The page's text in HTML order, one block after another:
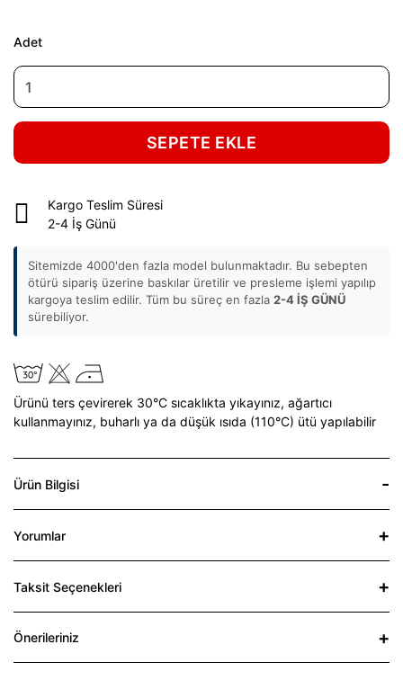
Adet
SEPETE EKLE
Kargo Teslim Süresi
2-4 İş Günü
Sitemizde 4000'den fazla model bulunmaktadır. Bu sebepten
ötürü sipariş üzerine baskılar üretilir ve presleme işlemi yapılıp
kargoya teslim edilir. Tüm bu süreç en fazla 2-4 İŞ GÜNÜ
sürebiliyor.
Ürünü ters çevirerek 30°C sıcaklıkta yıkayınız, ağartıcı
kullanmayınız, buharlı ya da düşük ısıda (110°C) ütü yapılabilir
Ürün Bilgisi
Yorumlar
Taksit Seçenekleri
Önerileriniz